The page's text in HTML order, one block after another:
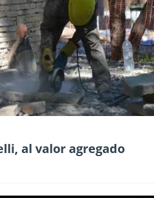
al valor agregado